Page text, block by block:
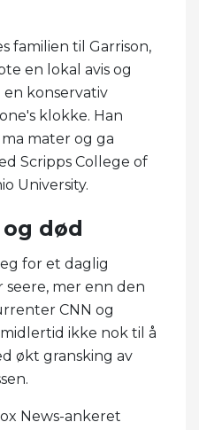
familien til Garrison,
en lokal avis og
konservativ
klokke. Han
mater og ga
Scripps College of
University.
død
for et daglig
mer enn den
CNN og
ikke nok til å
økt gransking av
News-ankeret